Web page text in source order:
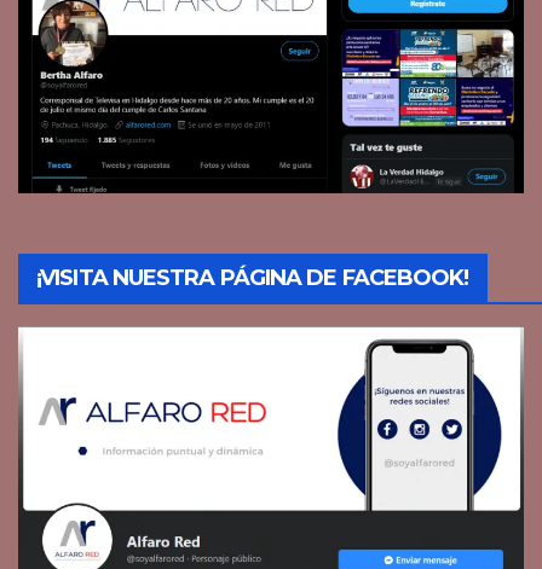
¡VISITA NUESTRA PÁGINA DE FACEBOOK!